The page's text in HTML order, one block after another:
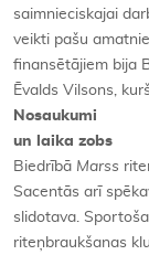
saimnieciskajai
veikti pašu
finansētājiem bija
Ēvalds Vilsons,
Nosaukumi
un laika zobs
Biedrībā Marss
Sacentās arī
slidotava.
riteņbraukšanas